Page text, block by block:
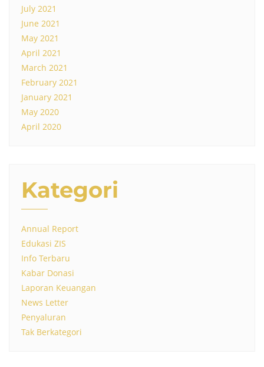
July 2021
June 2021
May 2021
April 2021
March 2021
February 2021
January 2021
May 2020
April 2020
Kategori
Annual Report
Edukasi ZIS
Info Terbaru
Kabar Donasi
Laporan Keuangan
News Letter
Penyaluran
Tak Berkategori